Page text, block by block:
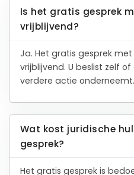
Is het gratis gesprek
vrijblijvend?
Ja. Het gratis gesprek
vrijblijvend. U beslist zelf
verdere actie onderneemt.
Wat kost juridische
gesprek?
Het gratis gesprek is